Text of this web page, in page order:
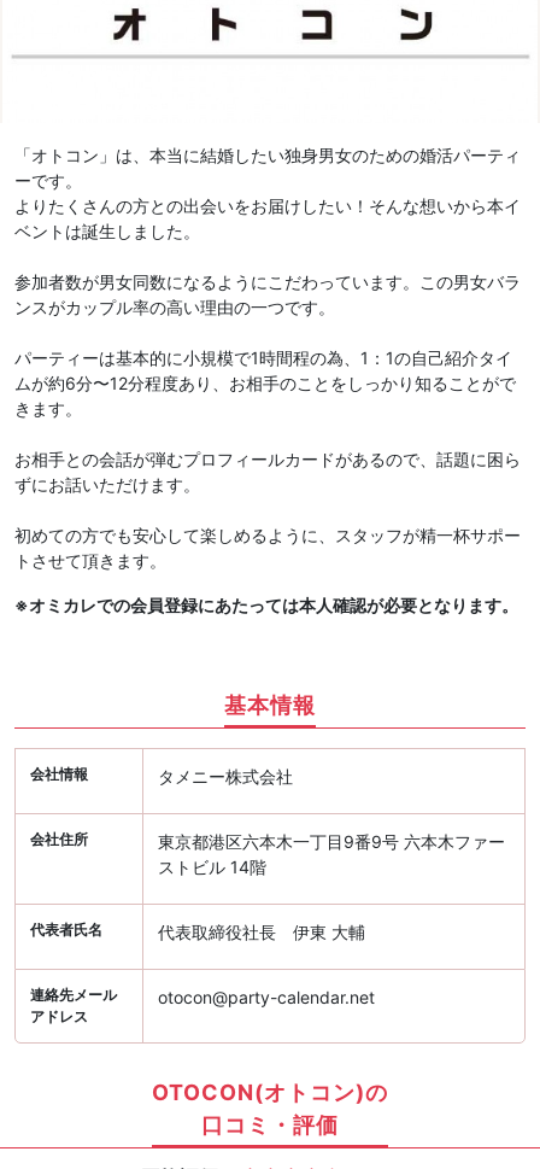
「オトコン」は、本当に結婚したい独身男女のための婚活パーティ
ーです。
よりたくさんの方との出会いをお届けしたい！そんな想いから本イ
ベントは誕生しました。
参加者数が男女同数になるようにこだわっています。この男女バラ
ンスがカップル率の高い理由の一つです。
パーティーは基本的に小規模で1時間程の為、1：1の自己紹介タイ
ムが約6分〜12分程度あり、お相手のことをしっかり知ることがで
きます。
お相手との会話が弾むプロフィールカードがあるので、話題に困ら
ずにお話いただけます。
初めての方でも安心して楽しめるように、スタッフが精一杯サポー
トさせて頂きます。
※オミカレでの会員登録にあたっては本人確認が必要となります。
基本情報
会社情報 タメニー株式会社
会社住所
東京都港区六本木一丁目9番9号 六本木ファー
ストビル 14階
代表者氏名 代表取締役社長 伊東 大輔
連絡先メール
アドレス
otocon@party-calendar.net
OTOCON(オトコン)の
口コミ・評価